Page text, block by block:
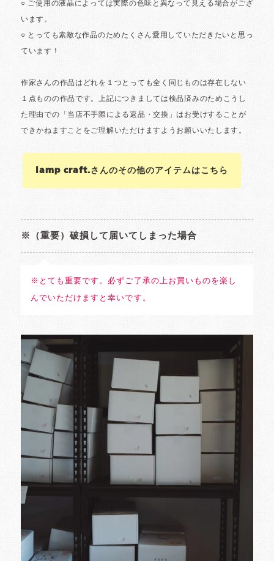
lamp craft.さんのその他のアイテムはこちら
※（重要）破損して届いてしまった場合
※とても重要です。必ずご了承の上お買いものを楽し
んでいただけますと幸いです。